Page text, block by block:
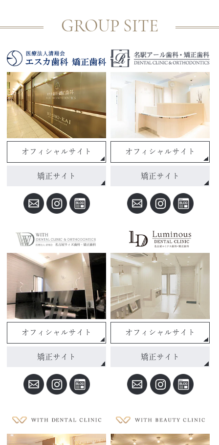
GROUP SITE
オフィシャルサイト
矯正サイト
オフィシャルサイト
矯正サイト
オフィシャルサイト
矯正サイト
オフィシャルサイト
矯正サイト